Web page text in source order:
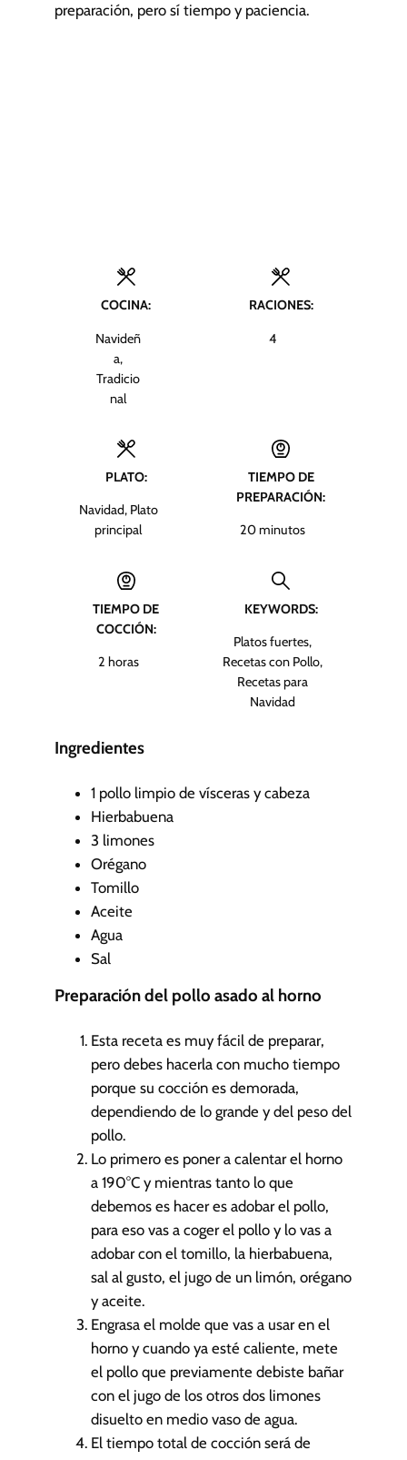
preparación, pero sí tiempo y paciencia.
COCINA:
Navideñ
a,
Tradicio
nal
RACIONES:
4
PLATO:
Navidad, Plato
principal
TIEMPO DE
PREPARACIÓN:
20m
t
s
minutos
TIEMPO DE
COCCIÓN:
2h
s
horas
KEYWORDS:
Platos fuertes,
Recetas con Pollo,
Recetas para
Navidad
Ingredientes
1 pollo limpio de vísceras y cabeza
Hierbabuena
3 limones
Orégano
Tomillo
Aceite
Agua
Sal
Preparación del pollo asado al horno
Esta receta es muy fácil de preparar,
pero debes hacerla con mucho tiempo
porque su cocción es demorada,
dependiendo de lo grande y del peso del
pollo.
Lo primero es poner a calentar el horno
a 190°C y mientras tanto lo que
debemos es hacer es adobar el pollo,
para eso vas a coger el pollo y lo vas a
adobar con el tomillo, la hierbabuena,
sal al gusto, el jugo de un limón, orégano
y aceite.
Engrasa el molde que vas a usar en el
horno y cuando ya esté caliente, mete
el pollo que previamente debiste bañar
con el jugo de los otros dos limones
disuelto en medio vaso de agua.
El tiempo total de cocción será de